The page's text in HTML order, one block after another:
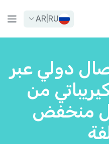
RU
AR
دولي عبر
من
منخفض